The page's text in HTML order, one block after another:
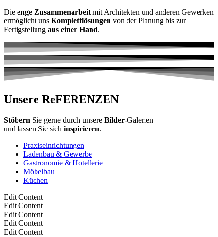
Die enge Zusammenarbeit mit Architekten und anderen Gewerken
ermöglicht uns Komplettlösungen von der Planung bis zur
Fertigstellung aus einer Hand.
Unsere ReFERENZEN
Stöbern Sie gerne durch unsere Bilder-Galerien
und lassen Sie sich inspirieren.
Praxiseinrichtungen
Ladenbau & Gewerbe
Gastronomie & Hotellerie
Möbelbau
Küchen
Edit Content
Edit Content
Edit Content
Edit Content
Edit Content